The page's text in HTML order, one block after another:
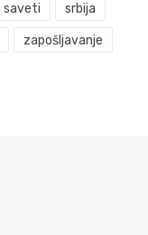
saveti srbija
zapošljavanje